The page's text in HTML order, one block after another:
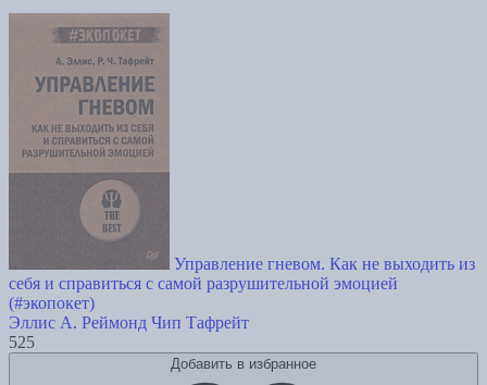
Управление гневом. Как не выходить из
себя и справиться с самой разрушительной эмоцией
(#экопокет)
Эллис А. Реймонд Чип Тафрейт
525
Добавить в избранное